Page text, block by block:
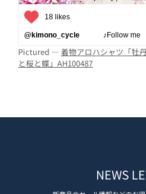
18 likes
@kimono_cycle ♪Follow me
Pictured — 着物アロハシャツ「牡丹
と桜と蝶」AH100487
NEWS